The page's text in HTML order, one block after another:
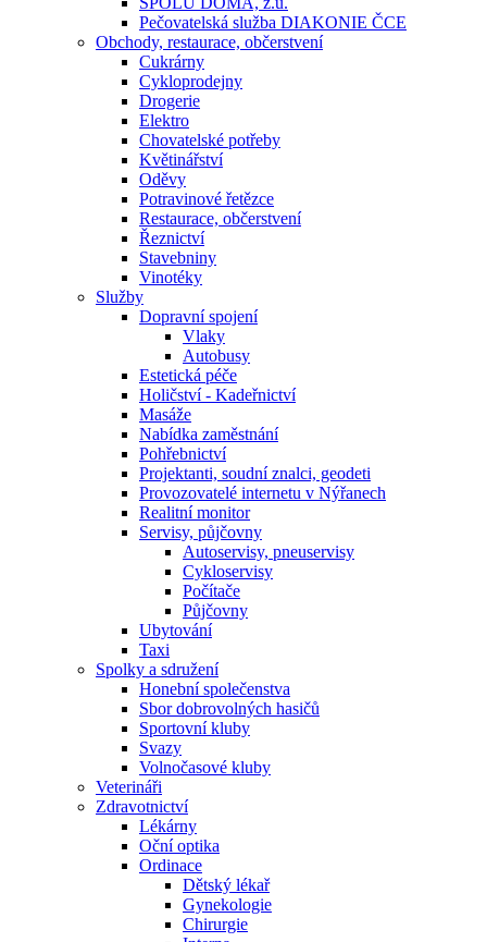
Pečovatelská služba DIAKONIE ČCE
Obchody, restaurace, občerstvení
Cukrárny
Cykloprodejny
Drogerie
Elektro
Chovatelské potřeby
Květinářství
Oděvy
Potravinové řetězce
Restaurace, občerstvení
Řeznictví
Stavebniny
Vinotéky
Služby
Dopravní spojení
Vlaky
Autobusy
Estetická péče
Holičství - Kadeřnictví
Masáže
Nabídka zaměstnání
Pohřebnictví
Projektanti, soudní znalci, geodeti
Provozovatelé internetu v Nýřanech
Realitní monitor
Servisy, půjčovny
Autoservisy, pneuservisy
Cykloservisy
Počítače
Půjčovny
Ubytování
Taxi
Spolky a sdružení
Honební společenstva
Sbor dobrovolných hasičů
Sportovní kluby
Svazy
Volnočasové kluby
Veterináři
Zdravotnictví
Lékárny
Oční optika
Ordinace
Dětský lékař
Gynekologie
Chirurgie